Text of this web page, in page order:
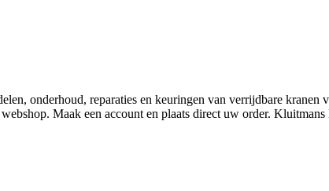
onderhoud, reparaties en keuringen van verrijdbare
Maak een account en plaats direct uw order.